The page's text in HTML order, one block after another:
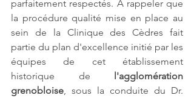
parfaitement respectés. A rappeler que
la procédure qualité mise en place au
sein de la Clinique des Cèdres fait
partie du plan d'excellence initié par les
équipes de cet établissement
historique de l'agglomération
grenobloise , sous la conduite du Dr.